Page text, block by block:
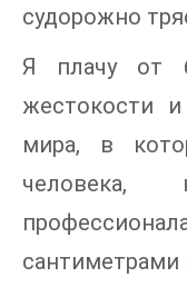
судорожно
Я плачу от
жестокости и
мира, в
сантиметрами